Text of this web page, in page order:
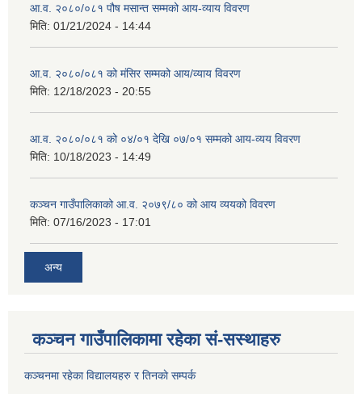
आ.व. २०८०/०८१ पौष मसान्त सम्मको आय-व्याय विवरण
मिति: 01/21/2024 - 14:44
आ.व. २०८०/०८१ को मंसिर सम्मको आय/व्याय विवरण
मिति: 12/18/2023 - 20:55
आ.व. २०८०/०८१ को ०४/०१ देखि ०७/०१ सम्मको आय-व्यय विवरण
मिति: 10/18/2023 - 14:49
कञ्‍चन गाउँपालिकाको आ.व. २०७९/८० को आय व्ययको विवरण
मिति: 07/16/2023 - 17:01
अन्य
कञ्चन गाउँपालिकामा रहेका सं-सस्थाहरु
कञ्चनमा रहेका विद्यालयहरु र तिनकाे सम्पर्क